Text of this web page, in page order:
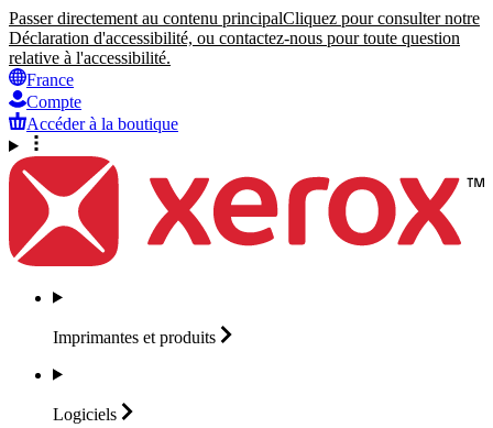
Passer directement au contenu principalCliquez pour consulter notre
Déclaration d'accessibilité, ou contactez-nous pour toute question
relative à l'accessibilité.
France
Compte
Accéder à la boutique
Imprimantes et produits
Logiciels